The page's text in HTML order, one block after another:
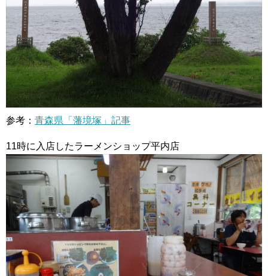
参考： 青森県「藩境塚」記事
11時に入店したラーメンショップ平内店